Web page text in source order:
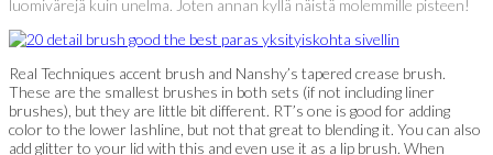
luomivärejä kuin unelma. Joten annan kyllä näistä molemmille pisteen!
Real Techniques accent brush and Nanshy’s tapered crease brush.
These are the smallest brushes in both sets (if not including liner
brushes), but they are little bit different. RT’s one is good for adding
color to the lower lashline, but not that great to blending it. You can also
add glitter to your lid with this and even use it as a lip brush. When